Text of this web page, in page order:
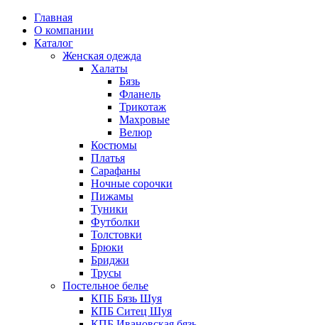
Главная
О компании
Каталог
Женская одежда
Халаты
Бязь
Фланель
Трикотаж
Махровые
Велюр
Костюмы
Платья
Сарафаны
Ночные сорочки
Пижамы
Туники
Футболки
Толстовки
Брюки
Бриджи
Трусы
Постельное белье
КПБ Бязь Шуя
КПБ Ситец Шуя